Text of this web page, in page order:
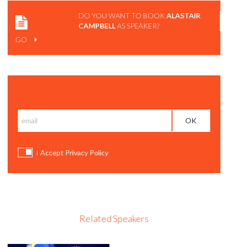
DO YOU WANT TO BOOKALASTAIR
CAMPBELLAS SPEAKER?
GO
I Accept Privacy Policy
Related Speakers